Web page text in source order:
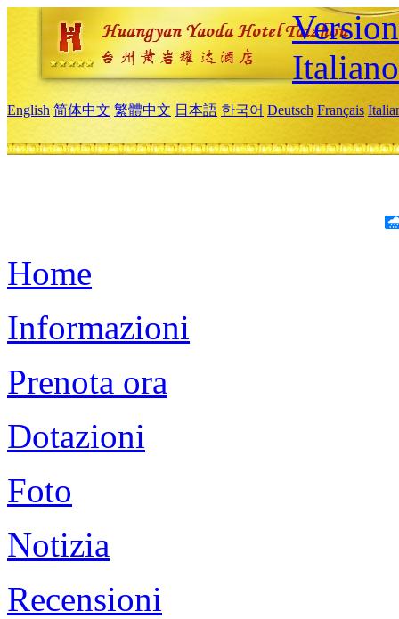
Italiano
English 简体中文 繁體中文 日本語 한국어 Deutsch Français
Home
Informazioni
Prenota ora
Dotazioni
Foto
Notizia
Recensioni